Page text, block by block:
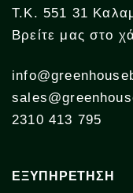
Τ.Κ. 551 31
Βρείτε μας στο
2310 413 795
ΕΞΥΠΗΡΕΤΗΣΗ